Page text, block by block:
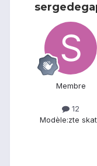
Membre
12
Modèle:zte